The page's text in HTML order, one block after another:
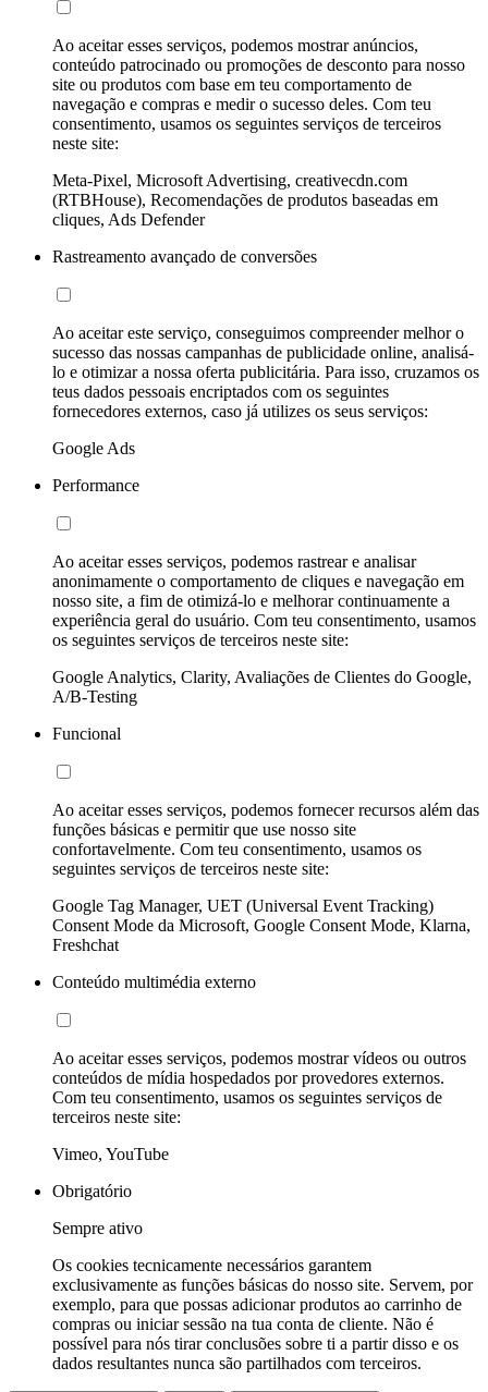
Ao aceitar esses serviços, podemos mostrar anúncios,
conteúdo patrocinado ou promoções de desconto para nosso
site ou produtos com base em teu comportamento de
navegação e compras e medir o sucesso deles. Com teu
consentimento, usamos os seguintes serviços de terceiros
neste site:
Meta-Pixel, Microsoft Advertising, creativecdn.com
(RTBHouse), Recomendações de produtos baseadas em
cliques, Ads Defender
Rastreamento avançado de conversões
Ao aceitar este serviço, conseguimos compreender melhor o
sucesso das nossas campanhas de publicidade online, analisá-
lo e otimizar a nossa oferta publicitária. Para isso, cruzamos os
teus dados pessoais encriptados com os seguintes
fornecedores externos, caso já utilizes os seus serviços:
Google Ads
Performance
Ao aceitar esses serviços, podemos rastrear e analisar
anonimamente o comportamento de cliques e navegação em
nosso site, a fim de otimizá-lo e melhorar continuamente a
experiência geral do usuário. Com teu consentimento, usamos
os seguintes serviços de terceiros neste site:
Google Analytics, Clarity, Avaliações de Clientes do Google,
A/B-Testing
Funcional
Ao aceitar esses serviços, podemos fornecer recursos além das
funções básicas e permitir que use nosso site
confortavelmente. Com teu consentimento, usamos os
seguintes serviços de terceiros neste site:
Google Tag Manager, UET (Universal Event Tracking)
Consent Mode da Microsoft, Google Consent Mode, Klarna,
Freshchat
Conteúdo multimédia externo
Ao aceitar esses serviços, podemos mostrar vídeos ou outros
conteúdos de mídia hospedados por provedores externos.
Com teu consentimento, usamos os seguintes serviços de
terceiros neste site:
Vimeo, YouTube
Obrigatório
Sempre ativo
Os cookies tecnicamente necessários garantem
exclusivamente as funções básicas do nosso site. Servem, por
exemplo, para que possas adicionar produtos ao carrinho de
compras ou iniciar sessão na tua conta de cliente. Não é
possível para nós tirar conclusões sobre ti a partir disso e os
dados resultantes nunca são partilhados com terceiros.